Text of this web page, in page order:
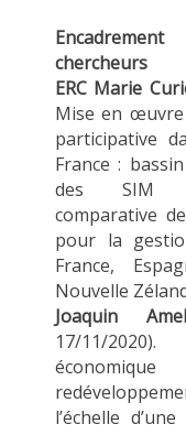
chercheurs
ERC Marie
Mise en œuvre
participative
France :
des SIM
comparative
pour la
France,
Nouvelle
Joaquin
17/11/
l’échelle